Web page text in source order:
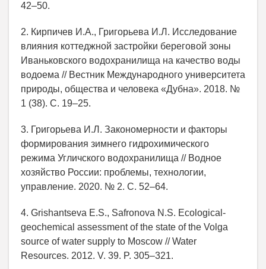
42–50.
2. Кирпичев И.А., Григорьева И.Л. Исследование
влияния коттеджной застройки береговой зоны
Иваньковского водохранилища на качество воды
водоема // Вестник Международного университета
природы, общества и человека «Дубна». 2018. №
1 (38). С. 19–25.
3. Григорьева И.Л. Закономерности и факторы
формирования зимнего гидрохимического
режима Угличского водохранилища // Водное
хозяйство России: проблемы, технологии,
управление. 2020. № 2. С. 52–64.
4. Grishantseva E.S., Safronova N.S. Ecological-
geochemical assessment of the state of the Volga
source of water supply to Moscow // Water
Resources. 2012. V. 39. P. 305–321.